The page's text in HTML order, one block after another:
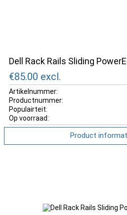
Dell Rack Rails Sliding
€85.00 excl.
Artikelnummer:
Productnummer:
Populairteit:
Op voorraad:
Product